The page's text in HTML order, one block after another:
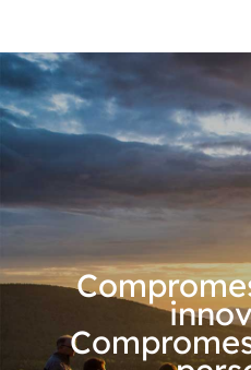
Hit enter to search or